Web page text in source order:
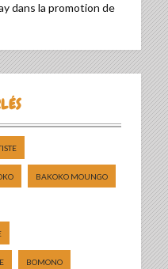
dans la promotion de
BAKOKO MOUNGO
BOMONO